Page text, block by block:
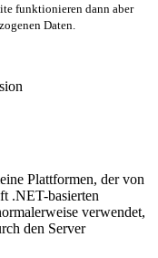
funktionieren dann aber
Daten.
Plattformen, der von
.NET-basierten
verwendet,
den Server